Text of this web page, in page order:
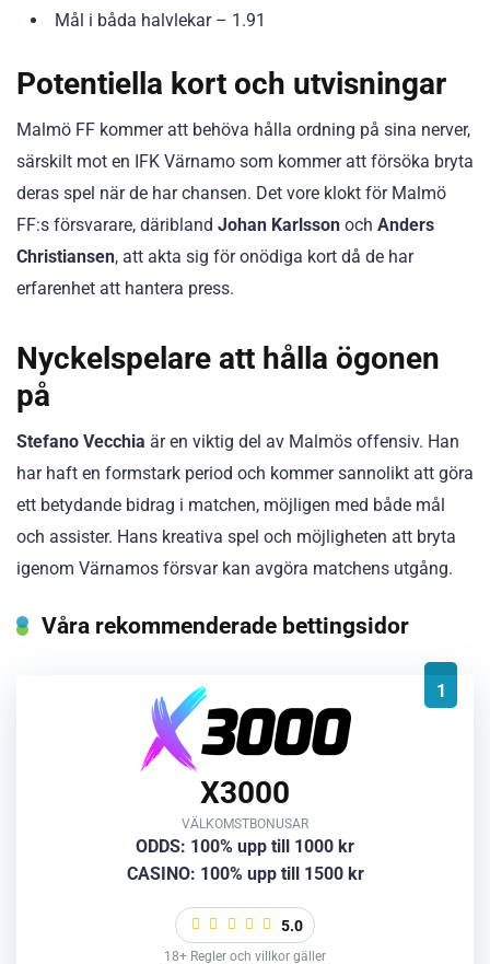
Mål i båda halvlekar – 1.91
Potentiella kort och utvisningar
Malmö FF kommer att behöva hålla ordning på sina nerver,
särskilt mot en IFK Värnamo som kommer att försöka bryta
deras spel när de har chansen. Det vore klokt för Malmö
FF:s försvarare, däribland Johan Karlsson och Anders
Christiansen, att akta sig för onödiga kort då de har
erfarenhet att hantera press.
Nyckelspelare att hålla ögonen
på
Stefano Vecchia är en viktig del av Malmös offensiv. Han
har haft en formstark period och kommer sannolikt att göra
ett betydande bidrag i matchen, möjligen med både mål
och assister. Hans kreativa spel och möjligheten att bryta
igenom Värnamos försvar kan avgöra matchens utgång.
Våra rekommenderade bettingsidor
1
X3000
VÄLKOMSTBONUSAR
ODDS: 100% upp till 1000 kr
CASINO: 100% upp till 1500 kr
5.0
18+ Regler och villkor gäller